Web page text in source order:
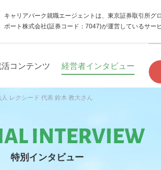
キャリアパーク就職エージェントは、東京証券取引所グ
ポート株式会社(証券コード：7047)が運営しているサー
活コンテンツ 経営者インタビュー
レクシード 代表 鈴木 教大さん
特別インタビュー